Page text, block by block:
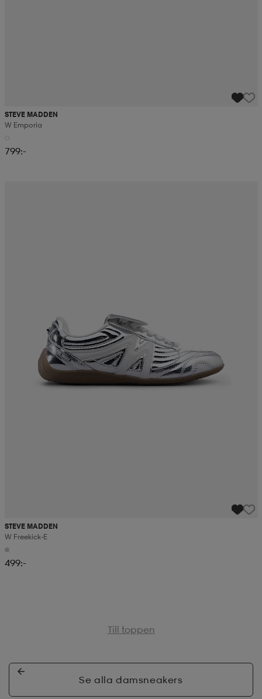
STEVE MADDEN
W Emporia
799:-
STEVE MADDEN
W Freekick-E
499:-
Till toppen
Se alla damsneakers